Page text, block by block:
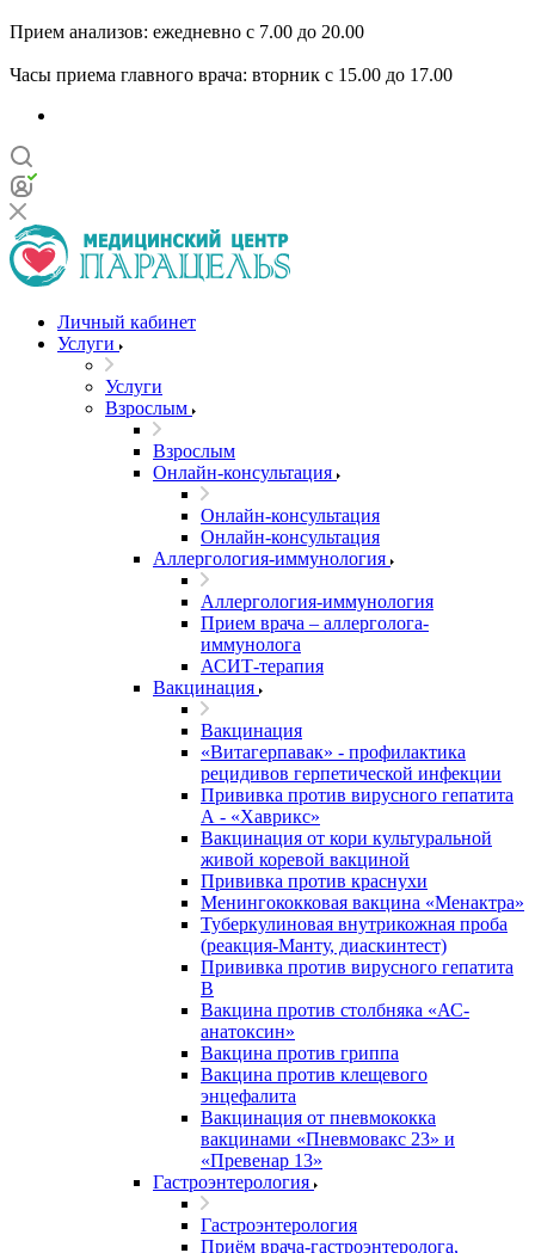
Прием анализов: ежедневно с 7.00 до 20.00
Часы приема главного врача: вторник с 15.00 до 17.00
Личный кабинет
Услуги
Услуги
Взрослым
Взрослым
Онлайн-консультация
Онлайн-консультация
Онлайн-консультация
Аллергология-иммунология
Аллергология-иммунология
Прием врача – аллерголога-
иммунолога
АСИТ-терапия
Вакцинация
Вакцинация
«Витагерпавак» - профилактика
рецидивов герпетической инфекции
Прививка против вирусного гепатита
А - «Хаврикс»
Вакцинация от кори культуральной
живой коревой вакциной
Прививка против краснухи
Менингококковая вакцина «Менактра»
Туберкулиновая внутрикожная проба
(реакция-Манту, диаскинтест)
Прививка против вирусного гепатита
В
Вакцина против столбняка «АС-
анатоксин»
Вакцина против гриппа
Вакцина против клещевого
энцефалита
Вакцинация от пневмококка
вакцинами «Пневмовакс 23» и
«Превенар 13»
Гастроэнтерология
Гастроэнтерология
Приём врача-гастроэнтеролога,